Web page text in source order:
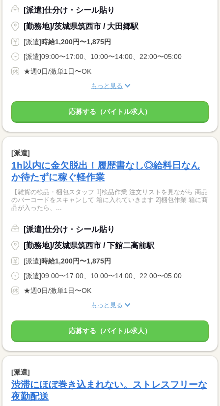
[派遣]仕分け・シール貼り
[勤務地]/茨城県筑西市 / 大田郷駅
[派遣]時給1,200円〜1,875円
[派遣]09:00〜17:00、10:00〜14:00、22:00〜05:00
★週0日/激単1日〜OK
もっと見る
応募する（バイトル求人）
[派遣]
1h以内に金欠脱出！履歴書なし◎給料日なん
か待たずに稼ぐ軽作業
【雑貨の検品・梱包スタッフ 1]検品作業 注文リストを見ながら 商品
のバーコードをスキャンして 箱に入れていきます 2]梱包作業 箱に商
品が入ったら、...
[派遣]仕分け・シール貼り
[勤務地]/茨城県筑西市 / 下館二高前駅
[派遣]時給1,200円〜1,875円
[派遣]09:00〜17:00、10:00〜14:00、22:00〜05:00
★週0日/激単1日〜OK
もっと見る
応募する（バイトル求人）
[派遣]
渋滞にほぼ巻き込まれない。ストレスフリーな
夜勤配送